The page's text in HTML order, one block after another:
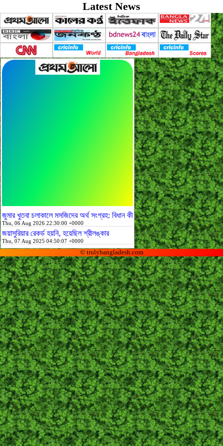
Latest News
জুমার খুতবা চলাকালে মসজিদের অর্থ সংগ্রহ: বিধান কী
Thu, 06 Aug 2026 22:30:00 +0000
জয়াসুরিয়ার রেকর্ড হয়নি, হয়েছিল শ্রীলঙ্কার
Thu, 07 Aug 2025 04:50:07 +0000
© trulybangladesh.com